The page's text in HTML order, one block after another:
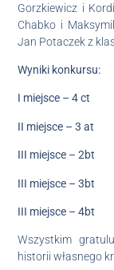
Gorzkiewicz i
Chabko i
Jan Potaczek z
Wyniki konkursu:
I miejsce – 4 ct
II miejsce – 3 at
III miejsce – 2bt
III miejsce – 3bt
III miejsce – 4bt
Wszystkim
historii własnego